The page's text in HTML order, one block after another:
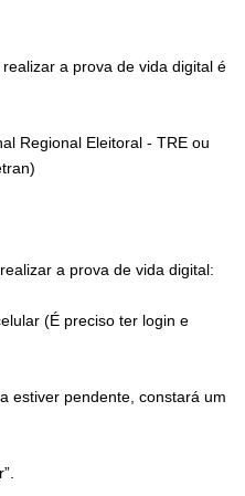
a prova de vida digital é
Regional Eleitoral - TRE ou
a prova de vida digital:
(É preciso ter login e
estiver pendente, constará um